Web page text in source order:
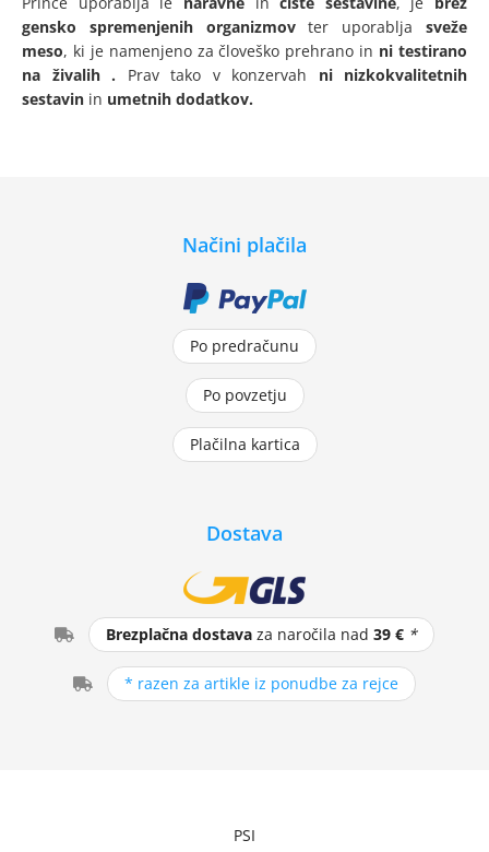
gensko spremenjenih organizmovter uporabljasveže
meso, ki je namenjeno za človeško prehrano in ni testirano
na živalih . Prav tako v konzervah ni nizkokvalitetnih
sestavin in umetnih dodatkov.
Načini plačila
Po predračunu
Po povzetju
Plačilna kartica
Dostava
Brezplačna dostava za naročila nad39 € *
* razen za artikle iz ponudbe za rejce
PSI